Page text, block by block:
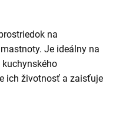
na
Je ideálny na
ich životnosť a zaisťuje